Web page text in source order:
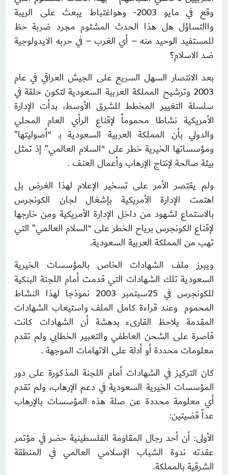
وقع في مايو 2003- وهواغتباط يبعث على الريبة
واالتساؤل هل هذا الحدث المشئوم مجرد ضربة حظ
للمستفيد الوحيد منه – أي الغرب – في حربه الايدولوجية
ضد الاسلام؟
بعد الانتصار السهل السريع على الجيش العراقي في عام
2003 وترشيح المملكة العربية السعودية لتكون حلقة في
سلسلة التغيير المخطط للشرق الأوسط، بدأت الإدارة
الأمريكية نشاطا محموماً لإقناع الرأي العام المحلي
والدولي بأن المملكة العربية السعودية بـ “أصوليتها”
ومؤسساتها الخيرية خطر على “السلام العالمي” إذ تمثل
بيئة صالحة لإنتاج الإرهاب وأعمال العنف .
ولم يقتصر الأمر على تسخير الإعلام لهذا الغرض بل
اهتمت الإدارة الأمريكية بإشغال لجان الكونجرس
بالاستماع لشهود من داخل الإدارة الأمريكية ومن خارجها
لإقناع الكونجرس برياح الخطر على “السلام العالمي” التي
تهب من المملكة العربية السعودية.
ويبرز ملف الشهادات الخاص بالمؤسسات الخيرية
السعودية تلك الشهادات التي قدمت أمام اللجنة البنكية
للكونجرس في 25سبتمبر 2003 نموذجا لهذا النشاط
المحموم وعند قراءة كامل الملف واستيعاب الشهادات
المقدمة يلاحظ القارىء بدهشة أن الشهادات كانت
قاصرة على الشحن العاطفي والتعبير الخطابي ولم تقدم
معلومات محددة أو أدلة على الاتهامات الموجهة .
كان التركيز في الشهادات أمام اللجنة المذكورة على دور
المؤسسات الخيرية السعودية في دعم الإرهاب، ولم تقدم
أي معلومة محددة عن صلة هذه المؤسسات بالإرهاب
عداً قضيتين:
الأولى: أن أحد رجال المقاومة الفلسطينية حضر في مؤتمر
عقدته ندوة الشباب الإسلامي العالمي في المنطقة
الشرقية بالمملكة.